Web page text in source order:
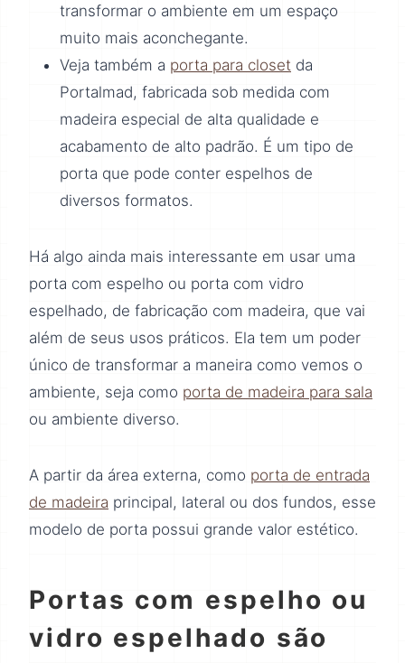
transformar o ambiente em um espaço
muito mais aconchegante.
Veja também a porta para closet da
Portalmad, fabricada sob medida com
madeira especial de alta qualidade e
acabamento de alto padrão. É um tipo de
porta que pode conter espelhos de
diversos formatos.
Há algo ainda mais interessante em usar uma
porta com espelho ou porta com vidro
espelhado, de fabricação com madeira, que vai
além de seus usos práticos. Ela tem um poder
único de transformar a maneira como vemos o
ambiente, seja como porta de madeira para sala
ou ambiente diverso.
A partir da área externa, como porta de entrada
de madeira principal, lateral ou dos fundos, esse
modelo de porta possui grande valor estético.
Portas com espelho ou
vidro espelhado são